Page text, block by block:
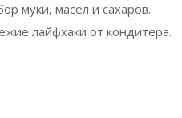
муки, масел и сахаров.
лайфхаки от кондитера.